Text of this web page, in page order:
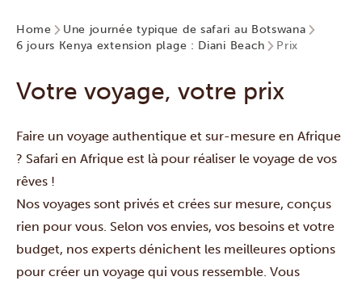
Home
Une journée typique de safari au Botswana
6 jours Kenya extension plage : Diani Beach
Prix
Votre voyage, votre prix
Faire un voyage authentique et sur-mesure en Afrique
? Safari en Afrique est là pour réaliser le voyage de vos
rêves !
Nos voyages sont privés et crées sur mesure, conçus
rien pour vous. Selon vos envies, vos besoins et votre
budget, nos experts dénichent les meilleures options
pour créer un voyage qui vous ressemble. Vous